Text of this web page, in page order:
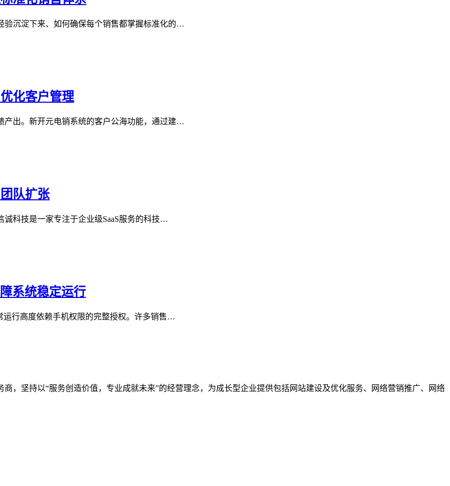
验沉淀下来、如何确保每个销售都掌握标准化的…
化客户管理
产出。新开元电销系统的客户公海功能，通过建…
队扩张
科技是一家专注于企业级SaaS服务的科技…
系统稳定运行
运行高度依赖手机权限的完整授权。许多销售…
，坚持以“服务创造价值，专业成就未来”的经营理念，为成长型企业提供包括网站建设及优化服务、网络营销推广、网络